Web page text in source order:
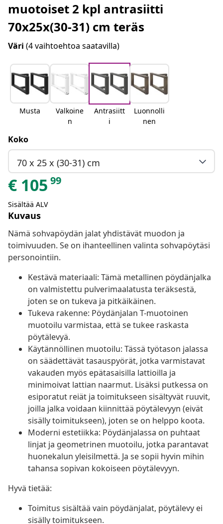
muotoiset 2 kpl antrasiitti
70x25x(30-31) cm teräs
Väri (4 vaihtoehtoa saatavilla)
Musta
Valkoine
n
Antrasiitt
i
Luonnolli
nen
Koko
70 x 25 x (30-31) cm
€ 105 99
Sisältää ALV
Kuvaus
Nämä sohvapöydän jalat yhdistävät muodon ja
toimivuuden. Se on ihanteellinen valinta sohvapöytäsi
personointiin.
Kestävä materiaali: Tämä metallinen pöydänjalka
on valmistettu pulverimaalatusta teräksestä,
joten se on tukeva ja pitkäikäinen.
Tukeva rakenne: Pöydänjalan T-muotoinen
muotoilu varmistaa, että se tukee raskasta
pöytälevyä.
Käytännöllinen muotoilu: Tässä työtason jalassa
on säädettävät tasauspyörät, jotka varmistavat
vakauden myös epätasaisilla lattioilla ja
minimoivat lattian naarmut. Lisäksi putkessa on
esiporatut reiät ja toimitukseen sisältyvät ruuvit,
joilla jalka voidaan kiinnittää pöytälevyyn (eivät
sisälly toimitukseen), joten se on helppo koota.
Moderni estetiikka: Pöydänjalassa on puhtaat
linjat ja geometrinen muotoilu, jotka parantavat
huonekalun yleisilmettä. Ja se sopii hyvin mihin
tahansa sopivan kokoiseen pöytälevyyn.
Hyvä tietää:
Toimitus sisältää vain pöydänjalat, pöytälevy ei
sisälly toimitukseen.